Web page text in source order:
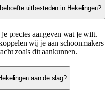
uitbesteden in Hekelingen?
precies aangeven wat je wilt.
wij je aan schoonmakers
zoals dit aankunnen.
aan de slag?